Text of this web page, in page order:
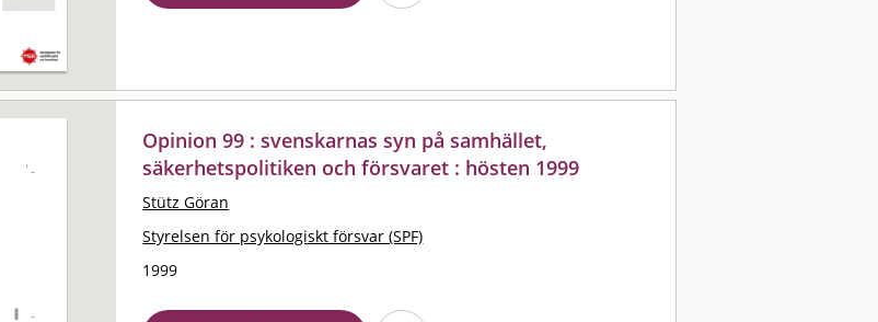
Opinion 99 : svenskarnas syn på samhället,
säkerhetspolitiken och försvaret : hösten 1999
Stütz Göran
Styrelsen för psykologiskt försvar (SPF)
1999